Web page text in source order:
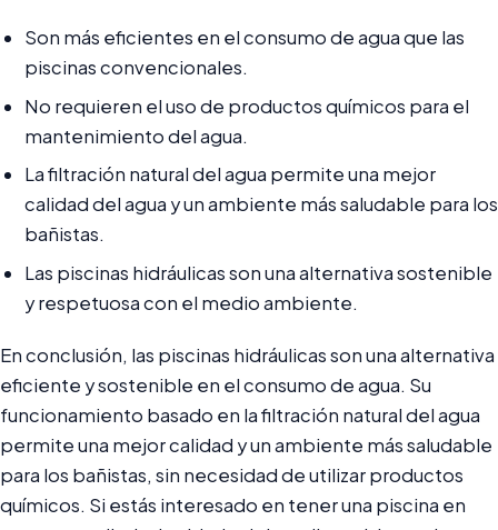
Son más eficientes en el consumo de agua que las
piscinas convencionales.
No requieren el uso de productos químicos para el
mantenimiento del agua.
La filtración natural del agua permite una mejor
calidad del agua y un ambiente más saludable para los
bañistas.
Las piscinas hidráulicas son una alternativa sostenible
y respetuosa con el medio ambiente.
En conclusión, las piscinas hidráulicas son una alternativa
eficiente y sostenible en el consumo de agua. Su
funcionamiento basado en la filtración natural del agua
permite una mejor calidad y un ambiente más saludable
para los bañistas, sin necesidad de utilizar productos
químicos. Si estás interesado en tener una piscina en